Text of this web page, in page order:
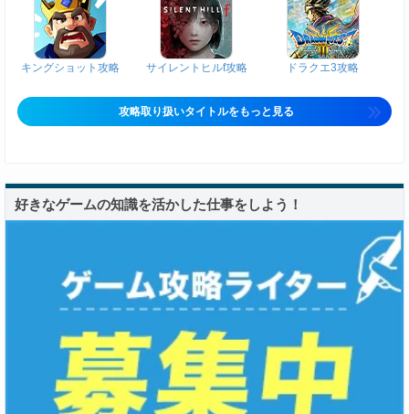
キングショット攻略 サイレントヒルf攻略 ドラクエ3攻略
攻略取り扱いタイトルをもっと見る
好きなゲームの知識を活かした仕事をしよう！